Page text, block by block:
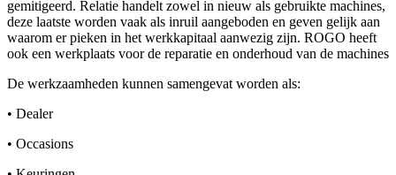
gemitigeerd. Relatie handelt zowel in nieuw als gebruikte machines,
deze laatste worden vaak als inruil aangeboden en geven gelijk aan
waarom er pieken in het werkkapitaal aanwezig zijn. ROGO heeft
ook een werkplaats voor de reparatie en onderhoud van de machines
De werkzaamheden kunnen samengevat worden als:
• Dealer
• Occasions